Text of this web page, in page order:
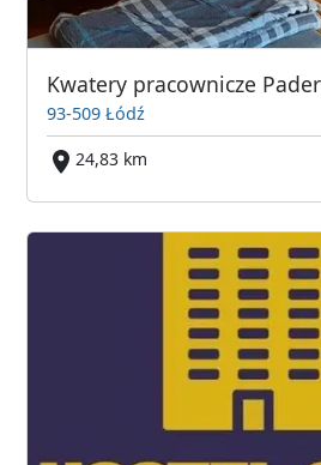
93-509 Łódź
24,83 km